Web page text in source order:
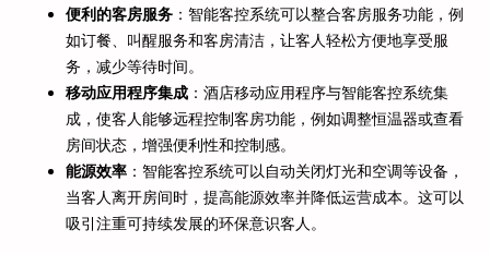
便利的客房服务 ：智能客控系统可以整合客房服务功能，例
如订餐、叫醒服务和客房清洁，让客人轻松方便地享受服
务，减少等待时间。
移动应用程序集成 ：酒店移动应用程序与智能客控系统集
成，使客人能够远程控制客房功能，例如调整恒温器或查看
房间状态，增强便利性和控制感。
能源效率 ：智能客控系统可以自动关闭灯光和空调等设备，
当客人离开房间时，提高能源效率并降低运营成本。这可以
吸引注重可持续发展的环保意识客人。